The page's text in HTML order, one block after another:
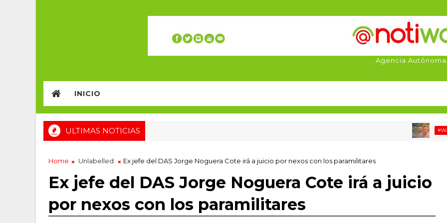
Agencia
INICIO
ULTIMAS NOTICIAS #WAYUU
Home Unlabelled Ex jefe del DAS Jorge Noguera Cote irá a juicio por nexos con los paramilitares
Ex jefe del DAS Jorge Noguera Cote irá a juicio
por nexos con los paramilitares